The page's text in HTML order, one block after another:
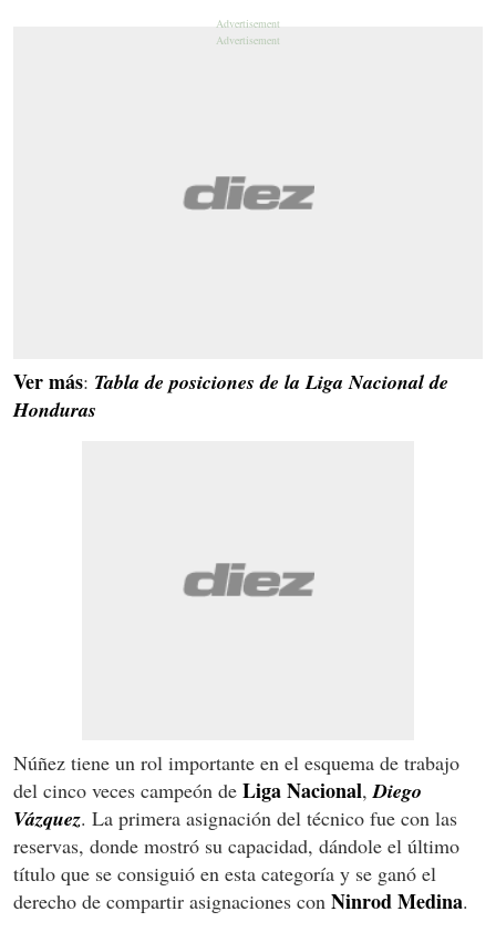
Ver más: Tabla de posiciones de la Liga Nacional de
Honduras
Núñez tiene un rol importante en el esquema de trabajo
del cinco veces campeón de Liga Nacional, Diego
Vázquez. La primera asignación del técnico fue con las
reservas, donde mostró su capacidad, dándole el último
título que se consiguió en esta categoría y se ganó el
derecho de compartir asignaciones con Ninrod Medina.